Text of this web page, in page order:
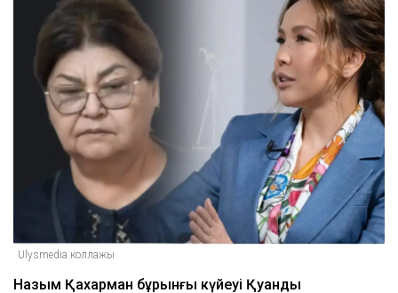
Ulysmedia коллажы
Назым Қахарман бұрынғы күйеуі Қуандық